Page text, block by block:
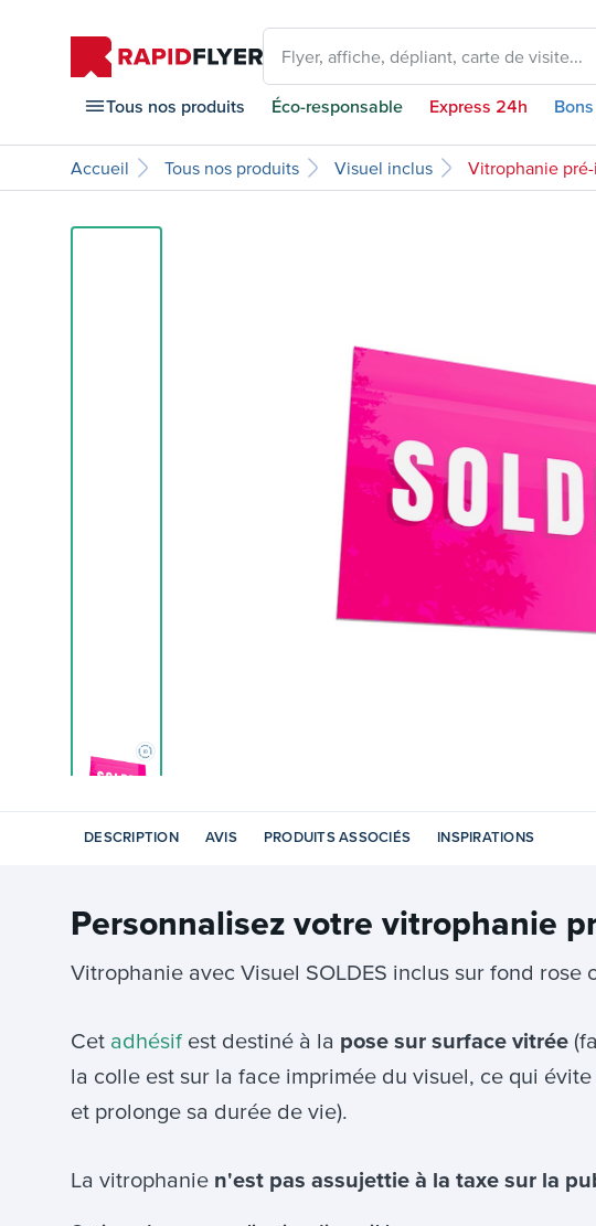
Flyer, affiche, dépliant, carte de visite...
Tous nos produits Éco-responsable Express 24h
Accueil Tous nos produits Visuel inclus Vitrophanie
DESCRIPTION AVIS PRODUITS ASSOCIÉS INSPIRATIONS
Personnalisez votre vitrophanie
Vitrophanie avec Visuel SOLDES inclus sur fond rose
Cet adhésif est destiné à la pose sur surface vitrée
la colle est sur la face imprimée du visuel, ce qui
et prolonge sa durée de vie).
La vitrophanie n'est pas assujettie à la taxe sur la